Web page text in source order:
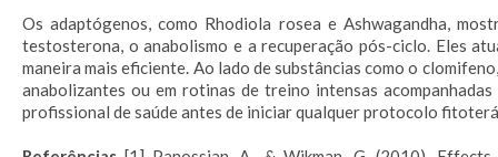
Os adaptógenos, como Rhodiola rosea e Ashwagandha,
testosterona, o anabolismo e a recuperação pós-ciclo. Eles
maneira mais eficiente. Ao lado de substâncias como o
anabolizantes ou em rotinas de treino intensas
profissional de saúde antes de iniciar qualquer protocolo